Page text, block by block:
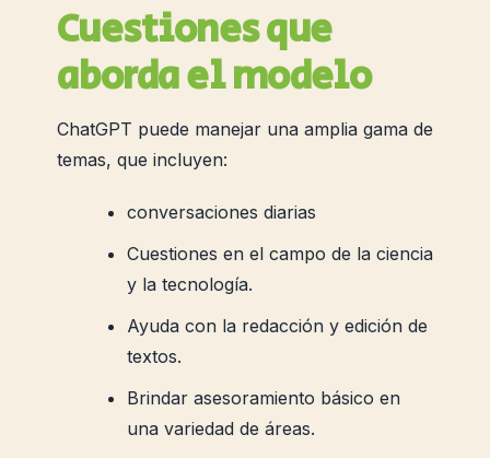
Cuestiones que
aborda el modelo
ChatGPT puede manejar una amplia gama de
temas, que incluyen:
conversaciones diarias
Cuestiones en el campo de la ciencia
y la tecnología.
Ayuda con la redacción y edición de
textos.
Brindar asesoramiento básico en
una variedad de áreas.